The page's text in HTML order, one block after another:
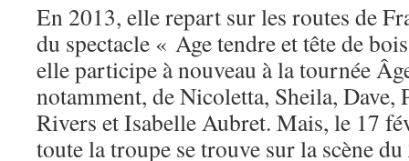
En 2013, elle repart sur les routes de
du spectacle « Age tendre et tête de
elle participe à nouveau à la tournée
notamment, de Nicoletta, Sheila, Dave,
Rivers et Isabelle Aubret. Mais, le 17
toute la troupe se trouve sur la scène